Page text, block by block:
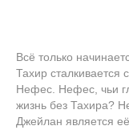
Всё только
Тахир сталкивается
Нефес. Нефес, чьи
жизнь без Тахира?
Джейлан является